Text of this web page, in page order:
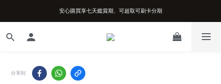
台南實體店面、兩年機芯保固、開立發票
安心購買享七天鑑賞期、可超取可刷卡分期
台南實體店面、兩年機芯保固、開立發票
分享到